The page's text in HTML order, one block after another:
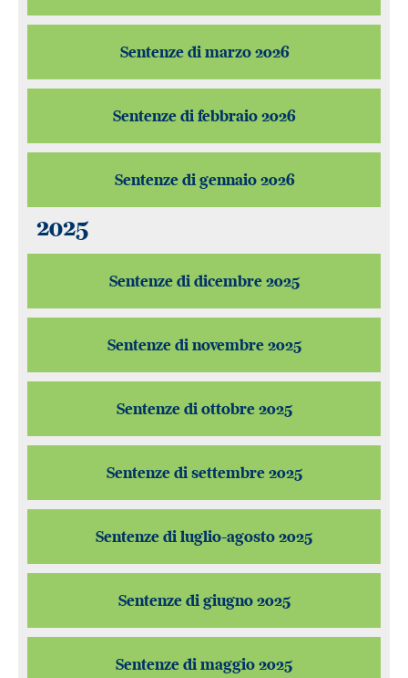
Sentenze di marzo 2026
Sentenze di febbraio 2026
Sentenze di gennaio 2026
2025
Sentenze di dicembre 2025
Sentenze di novembre 2025
Sentenze di ottobre 2025
Sentenze di settembre 2025
Sentenze di luglio-agosto 2025
Sentenze di giugno 2025
Sentenze di maggio 2025